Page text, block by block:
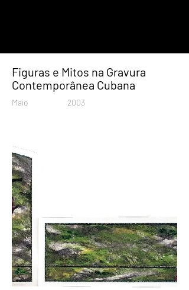
Figuras e Mitos na Gravura
Contemporânea Cubana
Maio 2003